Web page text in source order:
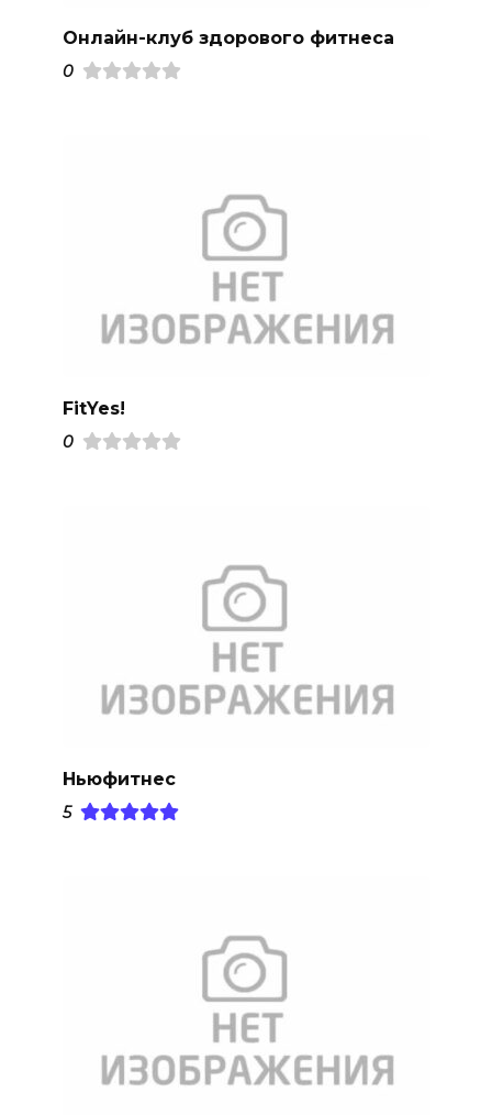
Онлайн-клуб здорового фитнеса
0
FitYes!
0
Ньюфитнес
5